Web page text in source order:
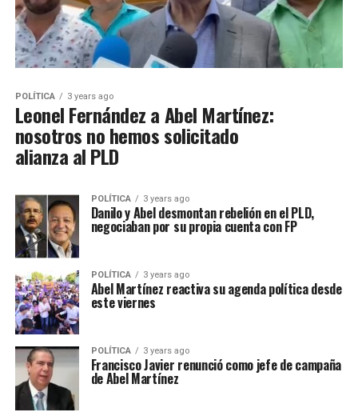
POLÍTICA 3 years ago
Leonel Fernández a Abel Martínez:
nosotros no hemos solicitado
alianza al PLD
POLÍTICA 3 years ago
Danilo y Abel desmontan rebelión en el PLD,
negociaban por su propia cuenta con FP
POLÍTICA 3 years ago
Abel Martínez reactiva su agenda política desde
este viernes
POLÍTICA 3 years ago
Francisco Javier renunció como jefe de campaña
de Abel Martínez